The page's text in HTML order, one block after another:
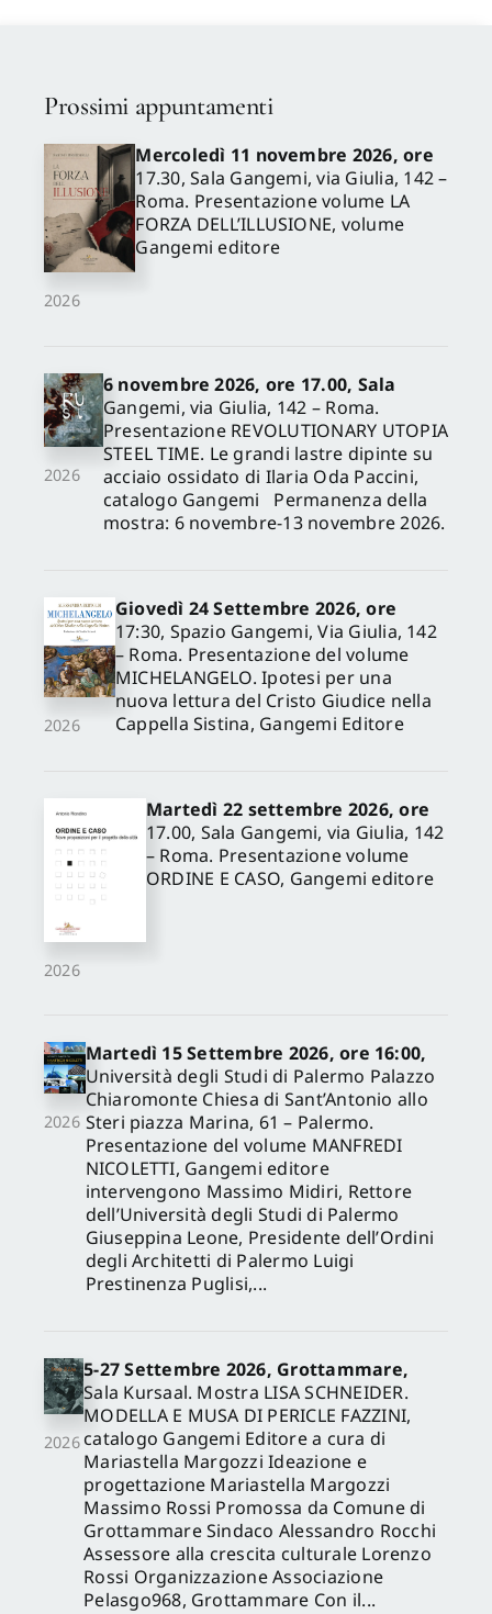
Prossimi appuntamenti
2026
Mercoledì 11 novembre 2026, ore
17.30, Sala Gangemi, via Giulia, 142 –
Roma. Presentazione volume LA
FORZA DELL’ILLUSIONE, volume
Gangemi editore
2026
6 novembre 2026, ore 17.00, Sala
Gangemi, via Giulia, 142 – Roma.
Presentazione REVOLUTIONARY UTOPIA
STEEL TIME. Le grandi lastre dipinte su
acciaio ossidato di Ilaria Oda Paccini,
catalogo Gangemi Permanenza della
mostra: 6 novembre-13 novembre 2026.
2026
Giovedì 24 Settembre 2026, ore
17:30, Spazio Gangemi, Via Giulia, 142
– Roma. Presentazione del volume
MICHELANGELO. Ipotesi per una
nuova lettura del Cristo Giudice nella
Cappella Sistina, Gangemi Editore
2026
Martedì 22 settembre 2026, ore
17.00, Sala Gangemi, via Giulia, 142
– Roma. Presentazione volume
ORDINE E CASO, Gangemi editore
2026
Martedì 15 Settembre 2026, ore 16:00,
Università degli Studi di Palermo Palazzo
Chiaromonte Chiesa di Sant’Antonio allo
Steri piazza Marina, 61 – Palermo.
Presentazione del volume MANFREDI
NICOLETTI, Gangemi editore
intervengono Massimo Midiri, Rettore
dell’Università degli Studi di Palermo
Giuseppina Leone, Presidente dell’Ordini
degli Architetti di Palermo Luigi
Prestinenza Puglisi,...
2026
5-27 Settembre 2026, Grottammare,
Sala Kursaal. Mostra LISA SCHNEIDER.
MODELLA E MUSA DI PERICLE FAZZINI,
catalogo Gangemi Editore a cura di
Mariastella Margozzi Ideazione e
progettazione Mariastella Margozzi
Massimo Rossi Promossa da Comune di
Grottammare Sindaco Alessandro Rocchi
Assessore alla crescita culturale Lorenzo
Rossi Organizzazione Associazione
Pelasgo968, Grottammare Con il...